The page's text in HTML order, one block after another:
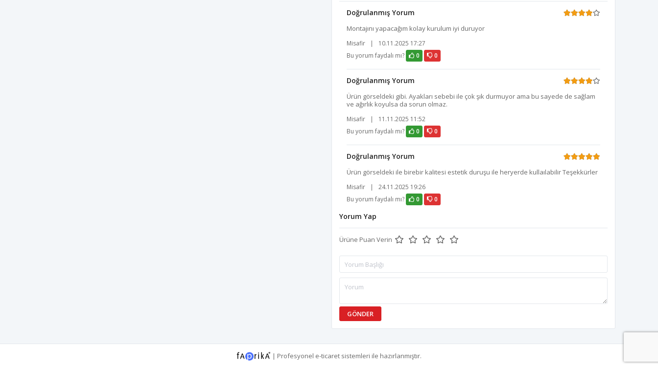
Doğrulanmış Yorum
Montajını yapacağım kolay kurulum iyi duruyor
Misafir |
10.11.2025 17:27
Bu yorum faydalı mı?
0 0
Doğrulanmış Yorum
Ürün görseldeki gibi. Ayakları sebebi ile çok şık durmuyor ama bu sayede de sağlam
ve ağırlık koyulsa da sorun olmaz.
Misafir |
11.11.2025 11:52
Bu yorum faydalı mı?
0 0
Doğrulanmış Yorum
Ürün görseldeki ile birebir kalitesi estetik duruşu ile heryerde kullaılabilir Teşekkürler
Misafir |
24.11.2025 19:26
Bu yorum faydalı mı?
0 0
Yorum Yap
Ürüne Puan Verin
GÖNDER
| Profesyonel e-ticaret sistemleri ile hazırlanmıştır.